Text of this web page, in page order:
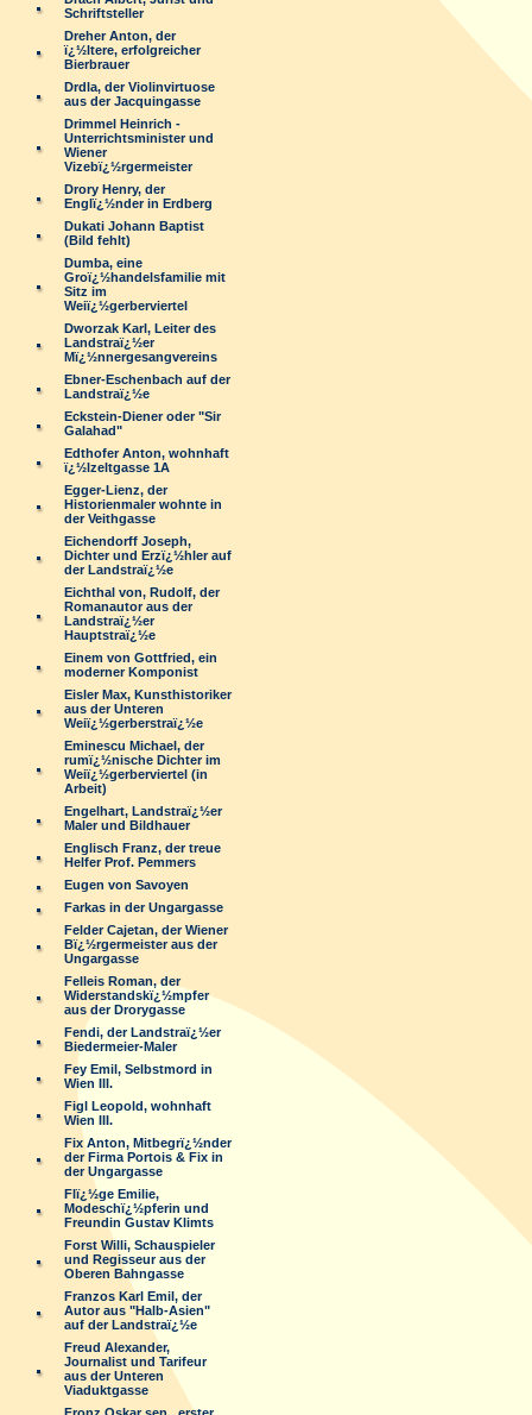
Schriftsteller
Dreher Anton, der
ï¿½ltere, erfolgreicher
Bierbrauer
Drdla, der Violinvirtuose
aus der Jacquingasse
Drimmel Heinrich -
Unterrichtsminister und
Wiener
Vizebï¿½rgermeister
Drory Henry, der
Englï¿½nder in Erdberg
Dukati Johann Baptist
(Bild fehlt)
Dumba, eine
Groï¿½handelsfamilie mit
Sitz im
Weiï¿½gerberviertel
Dworzak Karl, Leiter des
Landstraï¿½er
Mï¿½nnergesangvereins
Ebner-Eschenbach auf der
Landstraï¿½e
Eckstein-Diener oder "Sir
Galahad"
Edthofer Anton, wohnhaft
ï¿½lzeltgasse 1A
Egger-Lienz, der
Historienmaler wohnte in
der Veithgasse
Eichendorff Joseph,
Dichter und Erzï¿½hler auf
der Landstraï¿½e
Eichthal von, Rudolf, der
Romanautor aus der
Landstraï¿½er
Hauptstraï¿½e
Einem von Gottfried, ein
moderner Komponist
Eisler Max, Kunsthistoriker
aus der Unteren
Weiï¿½gerberstraï¿½e
Eminescu Michael, der
rumï¿½nische Dichter im
Weiï¿½gerberviertel (in
Arbeit)
Engelhart, Landstraï¿½er
Maler und Bildhauer
Englisch Franz, der treue
Helfer Prof. Pemmers
Eugen von Savoyen
Farkas in der Ungargasse
Felder Cajetan, der Wiener
Bï¿½rgermeister aus der
Ungargasse
Felleis Roman, der
Widerstandskï¿½mpfer
aus der Drorygasse
Fendi, der Landstraï¿½er
Biedermeier-Maler
Fey Emil, Selbstmord in
Wien III.
Figl Leopold, wohnhaft
Wien III.
Fix Anton, Mitbegrï¿½nder
der Firma Portois & Fix in
der Ungargasse
Flï¿½ge Emilie,
Modeschï¿½pferin und
Freundin Gustav Klimts
Forst Willi, Schauspieler
und Regisseur aus der
Oberen Bahngasse
Franzos Karl Emil, der
Autor aus "Halb-Asien"
auf der Landstraï¿½e
Freud Alexander,
Journalist und Tarifeur
aus der Unteren
Viaduktgasse